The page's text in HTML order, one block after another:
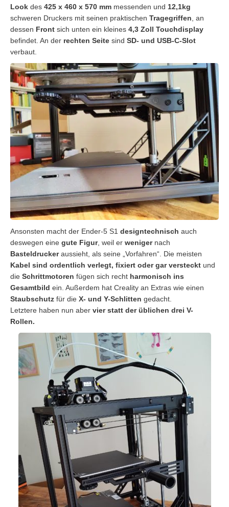
Look des 425 x 460 x 570 mm messenden und 12,1kg
schweren Druckers mit seinen praktischen Tragegriffen , an
dessen Front sich unten ein kleines 4,3 Zoll Touchdisplay
befindet. An der rechten Seite sind SD- und USB-C-Slot
verbaut.
Ansonsten macht der Ender-5 S1 designtechnisch auch
deswegen eine gute Figur, weil er wenigernach
Basteldruckeraussieht, als seine „Vorfahren“. Die meisten
Kabel sind ordentlich verlegt, fixiert oder gar versteckt und
die Schrittmotoren fügen sich recht harmonisch ins
Gesamtbild ein. Außerdem hat Creality an Extras wie einen
Staubschutz für die X- und Y-Schlitten gedacht.
Letztere haben nun aber vier statt der üblichen drei V-
Rollen.